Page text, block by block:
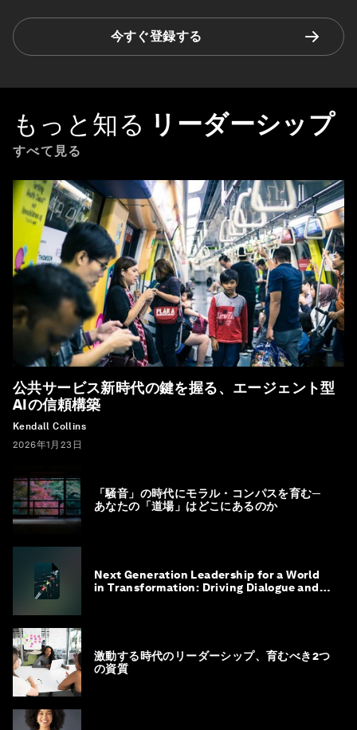
今すぐ登録する
もっと知る リーダーシップ
すべて見る
公共サービス新時代の鍵を握る、エージェント型
AIの信頼構築
Kendall Collins
2026年1月23日
「騒音」の時代にモラル・コンパスを育む─
あなたの「道場」はどこにあるのか
Next Generation Leadership for a World
in Transformation: Driving Dialogue and
激動する時代のリーダーシップ、育むべき2つ
の資質